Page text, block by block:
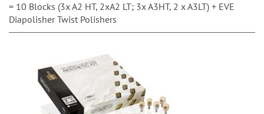
= 10 Blocks (3x A2 HT, 2xA2 LT; 3x A3HT, 2 x A3LT) + EVE
Diapolisher Twist Polishers